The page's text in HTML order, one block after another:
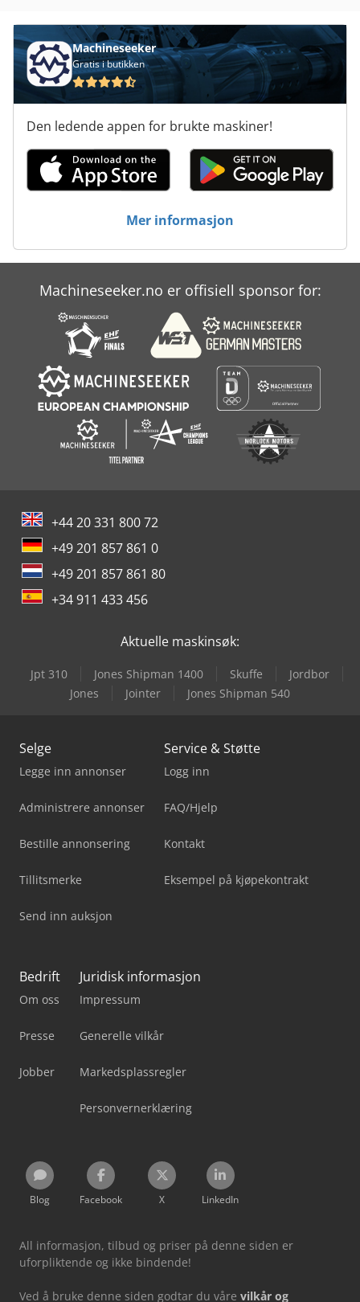
Machineseeker
Gratis i butikken
Den ledende appen for brukte maskiner!
Mer informasjon
Machineseeker.no er offisiell sponsor for:
+44 20 331 800 72
+49 201 857 861 0
+49 201 857 861 80
+34 911 433 456
Aktuelle maskinsøk:
Jpt 310 Jones Shipman 1400 Skuffe
Jordbor
Jones
Jointer Jones Shipman 540
Selge
Legge inn annonser
Administrere annonser
Bestille annonsering
Tillitsmerke
Send inn auksjon
Service & Støtte
Logg inn
FAQ/Hjelp
Kontakt
Eksempel på kjøpekontrakt
Bedrift
Om oss
Presse
Jobber
Juridisk informasjon
Impressum
Generelle vilkår
Markedsplassregler
Personvernerklæring
Blog Facebook X LinkedIn
All informasjon, tilbud og priser på denne siden er
uforpliktende og ikke bindende!
Ved å bruke denne siden godtar du våre vilkår og